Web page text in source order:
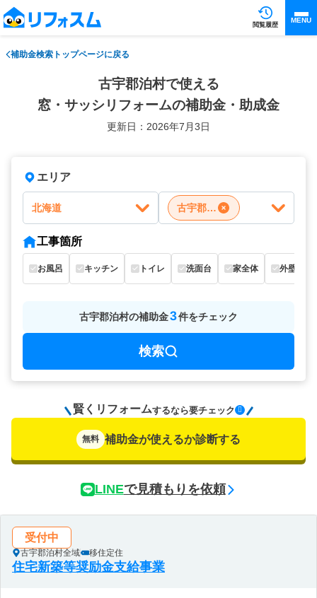
閲覧履歴
MENU
補助金検索トップページに戻る
古宇郡泊村で使える
窓・サッシリフォームの補助金・助成金
更新日：2026年7月3日
エリア
北海道 古宇郡泊村
工事箇所
お風呂 キッチン トイレ 洗面台 家全体 外壁
古宇郡泊村の補助金3件をチェック
検索
賢くリフォームするなら要チェック
無料 補助金が使えるか診断する
LINEで見積もりを依頼
受付中
古宇郡泊村全域 移住定住
住宅新築等奨励金支給事業